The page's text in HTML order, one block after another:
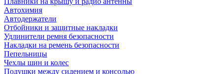
Автохимия
Автодержатели
Отбойники и защитные накладки
Удлинители ремня безопасности
Накладки на ремень безопасности
Пепельницы
Чехлы шин и колес
Подушки между сидением и консолью